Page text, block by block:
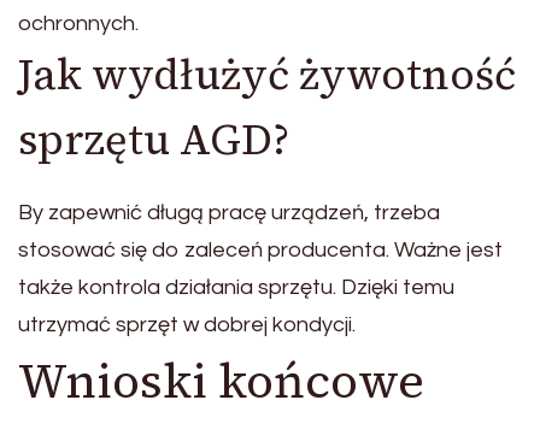
ochronnych.
Jak wydłużyć żywotność
sprzętu AGD?
By zapewnić długą pracę urządzeń, trzeba
stosować się do zaleceń producenta. Ważne jest
także kontrola działania sprzętu. Dzięki temu
utrzymać sprzęt w dobrej kondycji.
Wnioski końcowe